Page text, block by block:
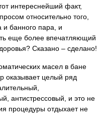
интереснейший факт,
относительно того,
и банного пара, и
еще более впечатляющий
Сказано – сделано!
масел в бане
оказывает целый ряд
антистрессовый, и это не
процедуры отдыхает не